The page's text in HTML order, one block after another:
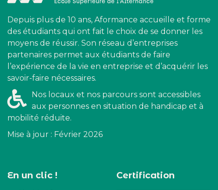
Depuis plus de 10 ans, Aformance accueille et forme
des étudiants qui ont fait le choix de se donner les
moyens de réussir. Son réseau d’entreprises
partenaires permet aux étudiants de faire
l’expérience de la vie en entreprise et d’acquérir les
savoir-faire nécessaires.
Nos locaux et nos parcours sont accessibles
aux personnes en situation de handicap et à
mobilité réduite.
Mise à jour : Février 2026
En un clic ! Certification